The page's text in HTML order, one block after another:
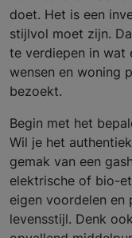
doet. Het is een
stijlvol moet zijn.
te verdiepen in wat
wensen en woning
bezoekt.
Begin met het
Wil je het
gemak van een
elektrische of bio-
eigen voordelen
levensstijl. Denk